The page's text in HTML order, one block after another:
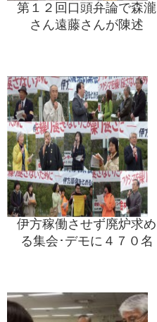
第１２回口頭弁論で森瀧
さん遠藤さんが陳述
伊方稼働させず廃炉求め
る集会･デモに４７０名